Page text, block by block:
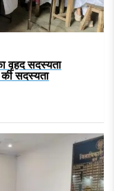
वृहद सदस्यता
की सदस्यता